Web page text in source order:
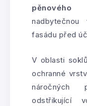
fasádu před
V oblasti
ochranné
náročných
odstřikující